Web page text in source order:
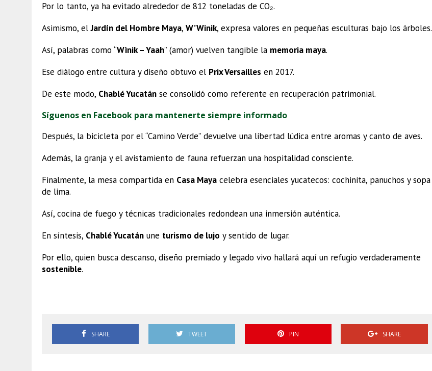
Por lo tanto, ya ha evitado alrededor de 812 toneladas de CO₂.
Asimismo, elJardín del Hombre Maya, W’Winik, expresa valores en pequeñas esculturas bajo los árboles.
Así, palabras como “Wìnik – Yaah” (amor) vuelven tangible la memoria maya.
Ese diálogo entre cultura y diseño obtuvo el Prix Versailles en 2017.
De este modo, Chablé Yucatán se consolidó como referente en recuperación patrimonial.
Síguenos en Facebook para mantenerte siempre informado
Después, la bicicleta por el “Camino Verde” devuelve una libertad lúdica entre aromas y canto de aves.
Además, la granja y el avistamiento de fauna refuerzan una hospitalidad consciente.
Finalmente, la mesa compartida en Casa Maya celebra esenciales yucatecos: cochinita, panuchos y sopa
de lima.
Así, cocina de fuego y técnicas tradicionales redondean una inmersión auténtica.
En síntesis, Chablé Yucatán une turismo de lujo y sentido de lugar.
Por ello, quien busca descanso, diseño premiado y legado vivo hallará aquí un refugio verdaderamente
sostenible.
SHARE TWEET PIN SHARE